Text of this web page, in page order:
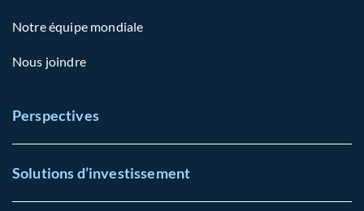
Notre équipe mondiale
Nous joindre
Perspectives
Solutions d’investissement